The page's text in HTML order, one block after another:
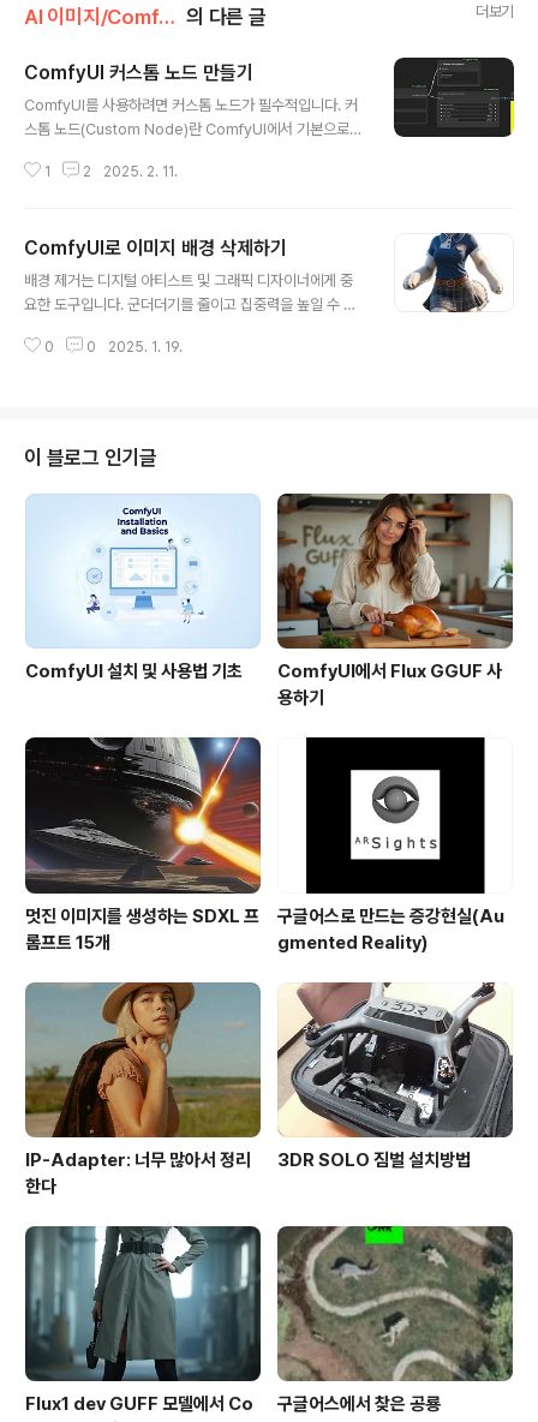
AI 이미지/ComfyUI 의 다른 글 더보기
ComfyUI 커스톰 노드 만들기
ComfyUI를 사용하려면 커스톰 노드가 필수적입니다. 커
스톰 노드(Custom Node)란 ComfyUI에서 기본으로
다. 대부분의 경우, 커스톰 노드를 새로 만들 필요는 거의
다. 그래도 커스톰 노드가 어떻게 만들어지는지를 알아두
면 혹시 원하는 기능을 제공하는 노드가 없을 때 새로운 노
드를 만들거나, 마음에 안드는 노드를 수정할 수가 있을 것
므로 참고만 하시기 바랍니다.SDXL_prompt_styler 커
1 2 2025. 2. 11.
ComfyUI로 이미지 배경 삭제하기
배경 제거는 디지털 아티스트 및 그래픽 디자이너에게 중
요한 도구입니다. 군더더기를 줄이고 집중력을 높일 수 있
이 글에서는 ComfyUI를 사용해 이미지 배경을 삭제하는
라면, 설치 및 기본 사용방법 및 초보가이드를 확인하시기
바랍니다.다른 대안사실 구글링만 해봐도 배경을 삭제하는
서비스는 많습니다. 하지만, 처리된 이미지를 원래의 해상
도로 다운로드 받으려면 가입을 하거나 비용을 지불하는
경우가 많습니다. 또한 프라이버시 혹은 비밀 등으로 인해
이러한 서비스를 이용하는 것이 타당하지..
0 0 2025. 1. 19.
이 블로그 인기글
ComfyUI 설치 및 사용법 기초
ComfyUI에서 Flux GGUF 사
용하기
멋진 이미지를 생성하는 SDXL 프
롬프트 15개
구글어스로 만드는 증강현실(Au
gmented Reality)
IP-Adapter: 너무 많아서 정리
한다
3DR SOLO 짐벌 설치방법
Flux1 dev GUFF 모델에서 Co
구글어스에서 찾은 공룡